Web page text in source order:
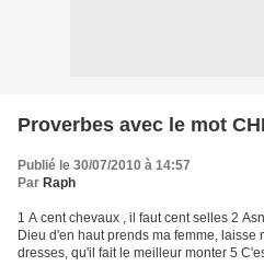
Proverbes avec le mot
Publié le 30/07/2010 à 14:57
Par Raph
1 A cent chevaux , il faut cent selles 2
Dieu d'en haut prends ma femme, laisse
dresses, qu'il fait le meilleur monter 5